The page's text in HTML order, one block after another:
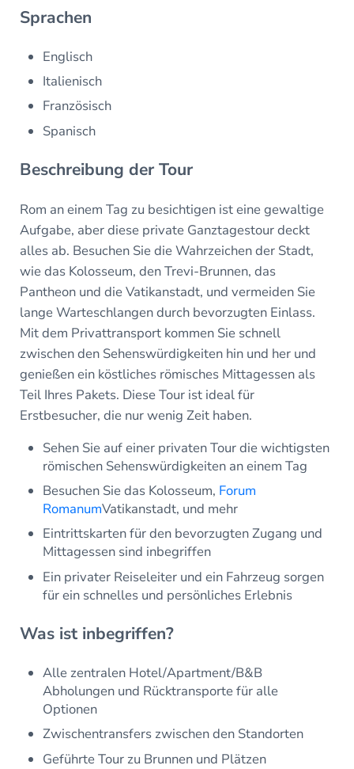
Sprachen
Englisch
Italienisch
Französisch
Spanisch
Beschreibung der Tour
Rom an einem Tag zu besichtigen ist eine gewaltige
Aufgabe, aber diese private Ganztagestour deckt
alles ab. Besuchen Sie die Wahrzeichen der Stadt,
wie das Kolosseum, den Trevi-Brunnen, das
Pantheon und die Vatikanstadt, und vermeiden Sie
lange Warteschlangen durch bevorzugten Einlass.
Mit dem Privattransport kommen Sie schnell
zwischen den Sehenswürdigkeiten hin und her und
genießen ein köstliches römisches Mittagessen als
Teil Ihres Pakets. Diese Tour ist ideal für
Erstbesucher, die nur wenig Zeit haben.
Sehen Sie auf einer privaten Tour die wichtigsten
römischen Sehenswürdigkeiten an einem Tag
Besuchen Sie das Kolosseum, Forum
RomanumVatikanstadt, und mehr
Eintrittskarten für den bevorzugten Zugang und
Mittagessen sind inbegriffen
Ein privater Reiseleiter und ein Fahrzeug sorgen
für ein schnelles und persönliches Erlebnis
Was ist inbegriffen?
Alle zentralen Hotel/Apartment/B&B
Abholungen und Rücktransporte für alle
Optionen
Zwischentransfers zwischen den Standorten
Geführte Tour zu Brunnen und Plätzen